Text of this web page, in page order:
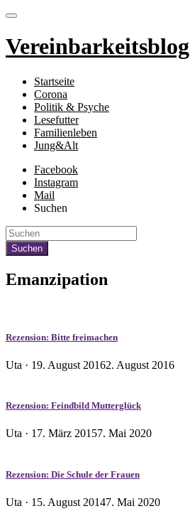
Vereinbarkeitsblog
Startseite
Corona
Politik & Psyche
Lesefutter
Familienleben
Jung&Alt
Facebook
Instagram
Mail
Suchen
Emanzipation
Rezension: Bitte freimachen
Uta · Veröffentlicht
19. August 20162. August 2016
Rezension: Feindbild Mutterglück
Uta · Veröffentlicht
17. März 20157. Mai 2020
Rezension: Die Schule der Frauen
Uta · Veröffentlicht
15. August 20147. Mai 2020